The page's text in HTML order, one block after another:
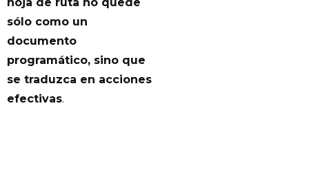
sólo como un
documento
programático, sino que
se traduzca en acciones
efectivas.